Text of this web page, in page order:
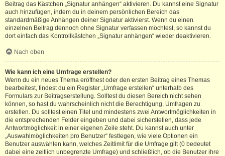
Beitrag das Kästchen „Signatur anhängen“ aktivieren. Du kannst eine Signatur
auch hinzufügen, indem du in deinem persönlichen Bereich das
standardmäßige Anhängen deiner Signatur aktivierst. Wenn du einen
einzelnen Beitrag dennoch ohne Signatur verfassen möchtest, so kannst du
dort einfach das Kontrollkästchen „Signatur anhängen“ wieder deaktivieren.
Nach oben
Wie kann ich eine Umfrage erstellen?
Wenn du ein neues Thema eröffnest oder den ersten Beitrag eines Themas
bearbeitest, findest du ein Register „Umfrage erstellen“ unterhalb des
Formulars zur Beitragserstellung. Solltest du diesen Bereich nicht sehen
können, so hast du wahrscheinlich nicht die Berechtigung, Umfragen zu
erstellen. Du solltest einen Titel und mindestens zwei Antwortmöglichkeiten in
die entsprechenden Felder eingeben und dabei sicherstellen, dass jede
Antwortmöglichkeit in einer eigenen Zeile steht. Du kannst auch unter
„Auswahlmöglichkeiten pro Benutzer“ festlegen, wie viele Optionen ein
Benutzer auswählen kann, welches Zeitlimit für die Umfrage gilt (0 bedeutet
dabei eine zeitlich unbegrenzte Umfrage) und schließlich, ob die Benutzer ihre